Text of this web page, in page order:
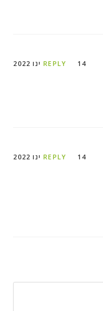
REPLY 14 ינו 2022
REPLY 14 ינו 2022